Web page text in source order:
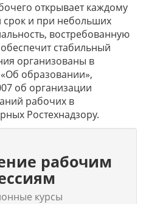
открывает каждому
срок и при небольших
востребованную
стабильный
организованы в
образовании»,
об организации
рабочих в
Ростехнадзору.
рабочим
курсы